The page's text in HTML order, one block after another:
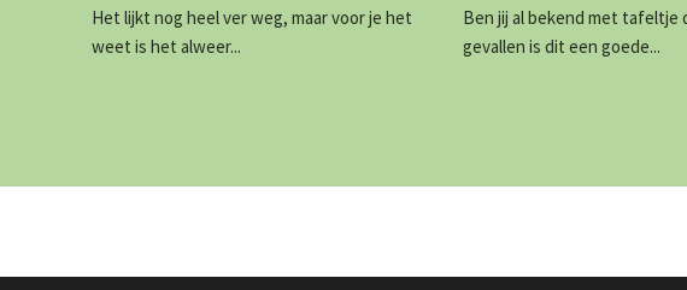
Het lijkt nog heel ver weg, maar voor je het
weet is het alweer...
Ben jij al bekend met tafeltje
gevallen is dit een goede...